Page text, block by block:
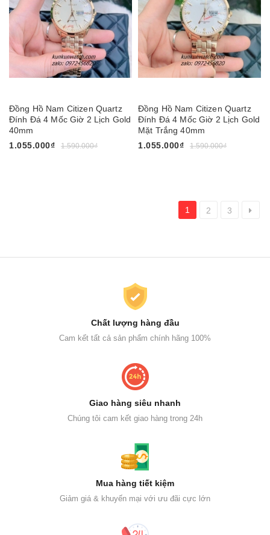
Đồng Hồ Nam Citizen Quartz
Đính Đá 4 Mốc Giờ 2 Lịch Gold
40mm
1.055.000₫
1.590.000₫
Đồng Hồ Nam Citizen Quartz
Đính Đá 4 Mốc Giờ 2 Lịch Gold
Mặt Trắng 40mm
1.055.000₫
1.590.000₫
1 2 3
Chất lượng hàng đầu
Cam kết tất cả sản phẩm chính hãng 100%
Giao hàng siêu nhanh
Chúng tôi cam kết giao hàng trong 24h
Mua hàng tiết kiệm
Giảm giá & khuyến mại với ưu đãi cực lớn